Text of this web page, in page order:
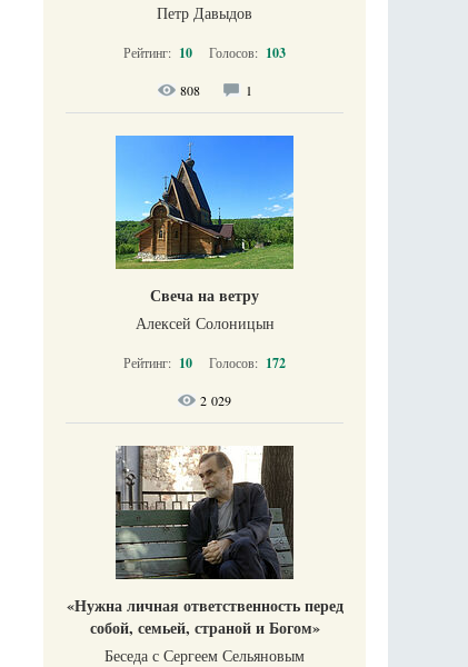
Петр Давыдов
Рейтинг: 10 Голосов: 103
808 1
Свеча на ветру
Алексей Солоницын
Рейтинг: 10 Голосов: 172
2 029
«Нужна личная ответственность перед
собой, семьей, страной и Богом»
Беседа с Сергеем Сельяновым